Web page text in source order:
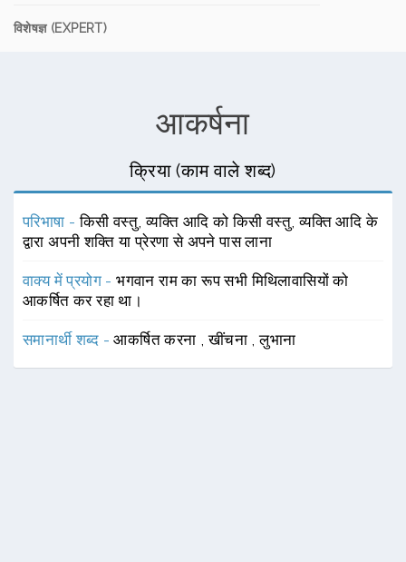
विशेषज्ञ (EXPERT)
आकर्षना
क्रिया (काम वाले शब्द)
परिभाषा -किसी वस्तु, व्यक्ति आदि को किसी वस्तु, व्यक्ति आदि के
द्वारा अपनी शक्ति या प्रेरणा से अपने पास लाना
वाक्य में प्रयोग -भगवान राम का रूप सभी मिथिलावासियों को
आकर्षित कर रहा था।
समानार्थी शब्द -आकर्षित करना ,खींचना ,लुभाना